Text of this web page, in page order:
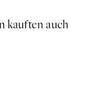
kauften auch